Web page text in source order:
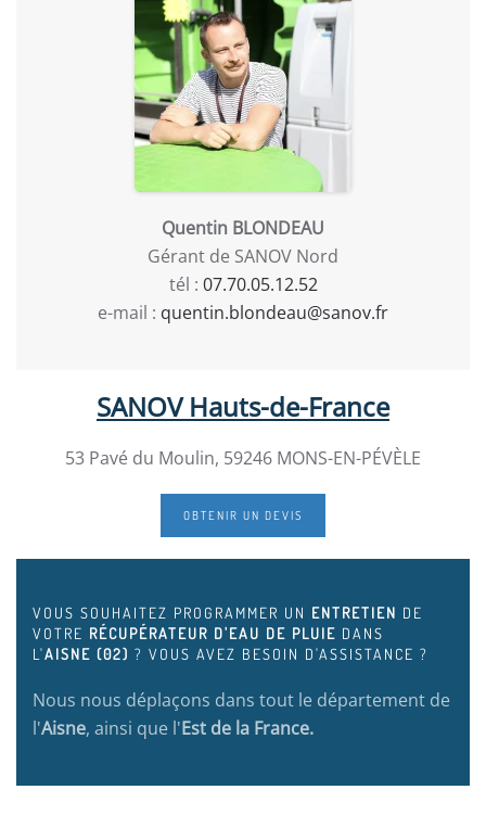
Quentin BLONDEAU
Gérant de SANOV Nord
tél : 07.70.05.12.52
e-mail : quentin.blondeau@sanov.fr
SANOV Hauts-de-France
53 Pavé du Moulin, 59246 MONS-EN-PÉVÈLE
OBTENIR UN DEVIS
VOUS SOUHAITEZ PROGRAMMER UN ENTRETIEN DE
VOTRE RÉCUPÉRATEUR D'EAU DE PLUIE DANS
L'AISNE (02) ? VOUS AVEZ BESOIN D'ASSISTANCE ?
Nous nous déplaçons dans tout le département de
l'Aisne, ainsi que l'Est de la France.